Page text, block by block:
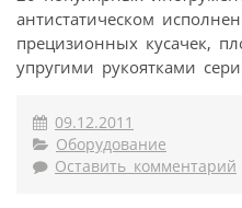
антистатическом
прецизионных кусачек,
упругими рукоятками
09.12.2011
Оборудование
Оставить комментарий